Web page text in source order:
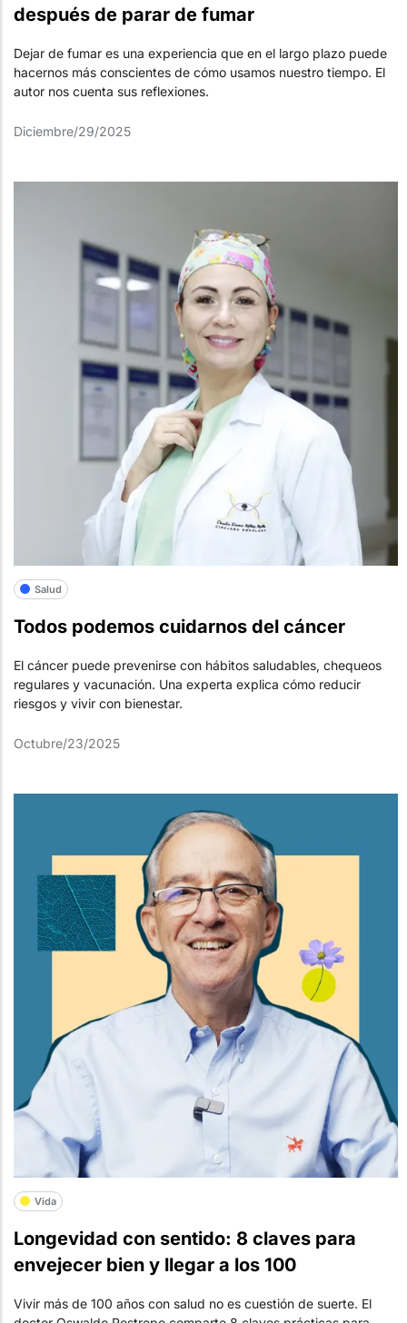
después de parar de fumar
Dejar de fumar es una experiencia que en el largo plazo puede
hacernos más conscientes de cómo usamos nuestro tiempo. El
autor nos cuenta sus reflexiones.
Diciembre/29/2025
Salud
Todos podemos cuidarnos del cáncer
El cáncer puede prevenirse con hábitos saludables, chequeos
regulares y vacunación. Una experta explica cómo reducir
riesgos y vivir con bienestar.
Octubre/23/2025
Vida
Longevidad con sentido: 8 claves para
envejecer bien y llegar a los 100
Vivir más de 100 años con salud no es cuestión de suerte. El